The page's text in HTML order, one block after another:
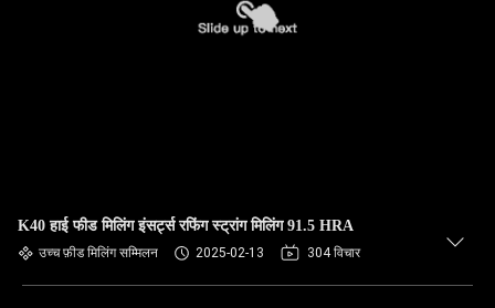
K40 हाई फीड मिलिंग इंसर्ट्स रफिंग स्ट्रांग मिलिंग 91.5 HRA
उच्च फ़ीड मिलिंग सम्मिलन 2025-02-13 304 विचार